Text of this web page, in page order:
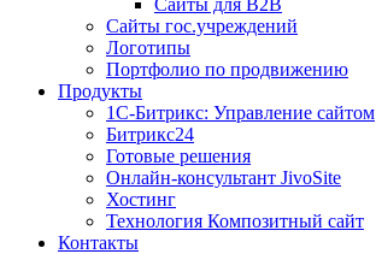
Сайты для B2B
Сайты гос.учреждений
Логотипы
Портфолио по продвижению
Продукты
1С-Битрикс: Управление сайтом
Битрикс24
Готовые решения
Онлайн-консультант JivoSite
Хостинг
Технология Композитный сайт
Контакты